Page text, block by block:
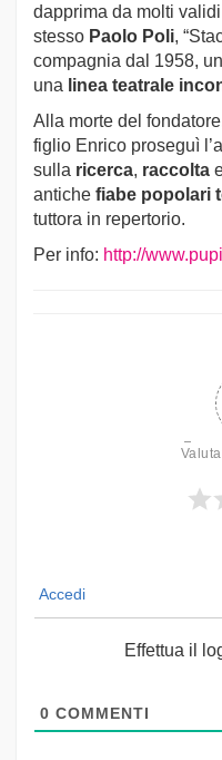
dapprima da molti
stesso Paolo Poli,
compagnia dal 1958,
una linea teatrale
Alla morte del
figlio Enrico proseguì
sulla ricerca, raccolta
antiche fiabe popolari
tuttora in repertorio.
Per info: http://
Accedi
Effettua il
0 COMMENTI